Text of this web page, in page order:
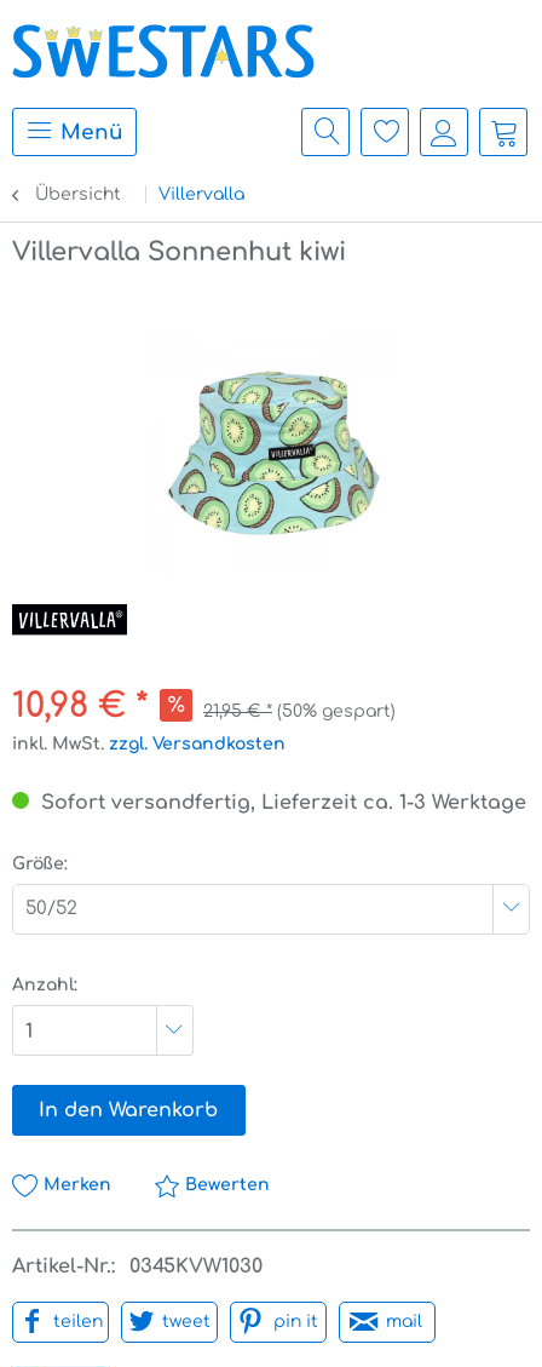
Menü
Übersicht Villervalla
Villervalla Sonnenhut kiwi
10,98 € * 21,95 € * (50% gespart)
inkl. MwSt. zzgl. Versandkosten
Sofort versandfertig, Lieferzeit ca. 1-3 Werktage
Größe:
50/52
Anzahl:
1
In den Warenkorb
Merken Bewerten
Artikel-Nr.: 0345KVW1030
teilen tweet pin it mail